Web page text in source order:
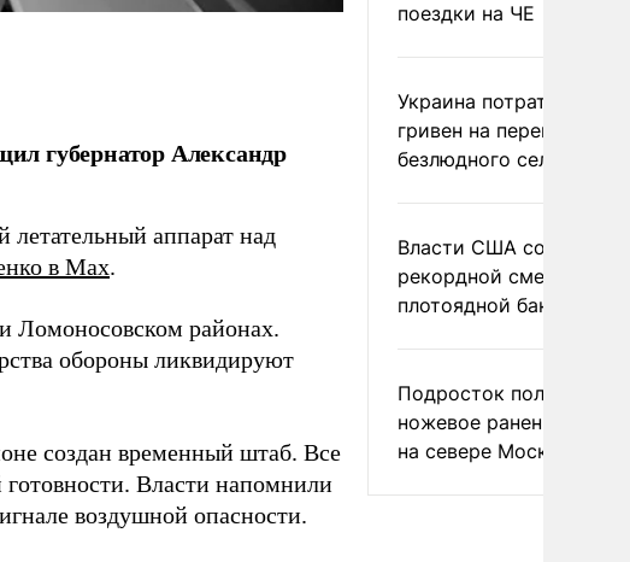
губернатор Александр
летательный аппарат над
в Max.
Ломоносовском районах.
обороны ликвидируют
создан временный штаб. Все
Власти напомнили
воздушной опасности.
поездки на ЧЕ
Украина потратила 1
гривен на
безлюдного села
Власти США сообщили
рекордной смертности
плотоядной бактерии
Подросток получил
ножевое ранение в
на севере Москвы